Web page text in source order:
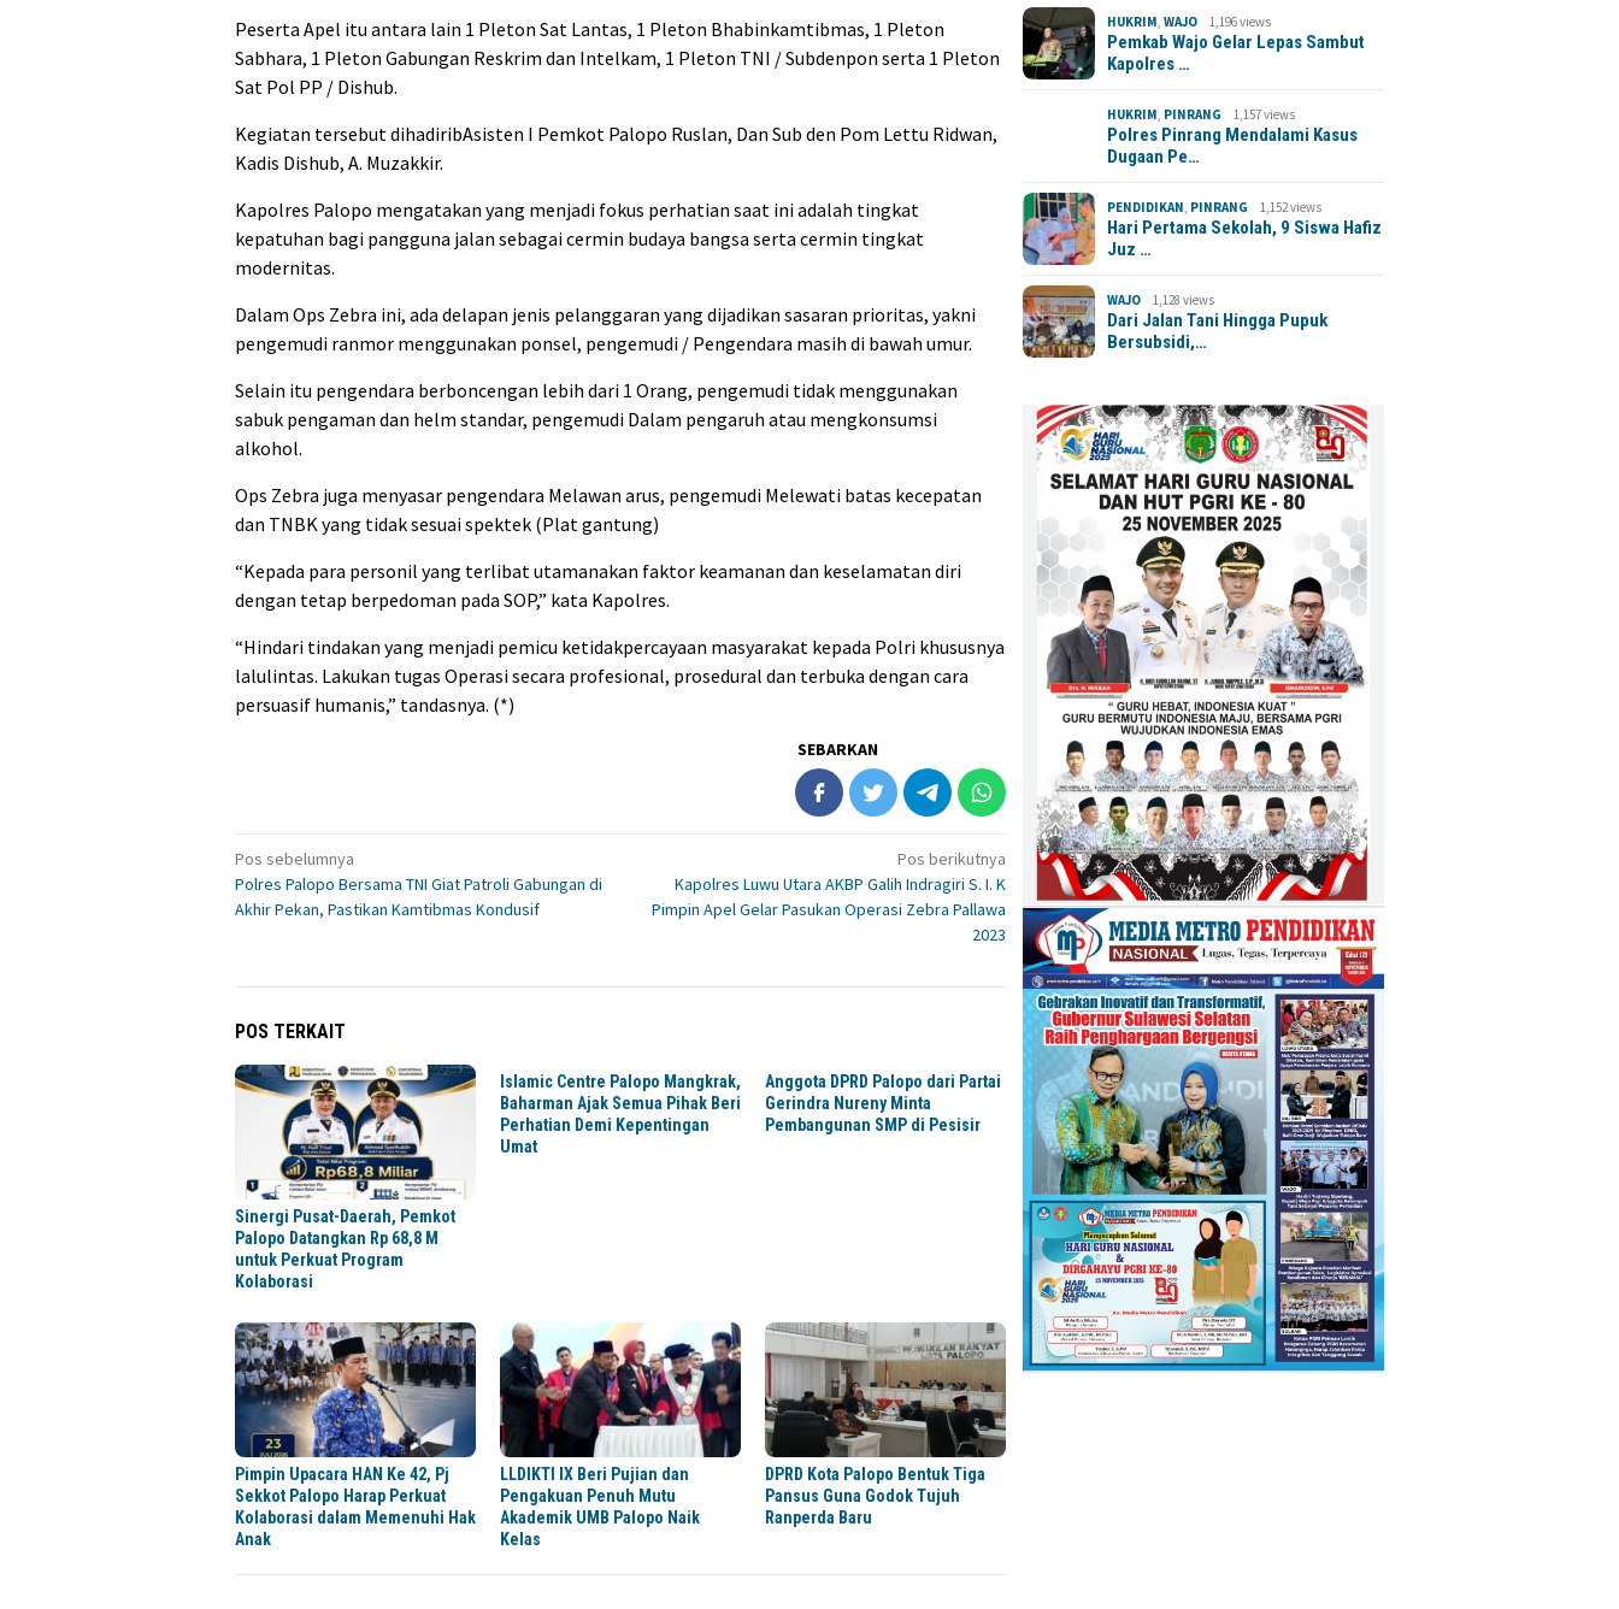
Peserta Apel itu antara lain 1 Pleton Sat Lantas, 1 Pleton Bhabinkamtibmas, 1 Pleton
Sabhara, 1 Pleton Gabungan Reskrim dan Intelkam, 1 Pleton TNI / Subdenpon serta 1 Pleton
Sat Pol PP / Dishub.
Kegiatan tersebut dihadiribAsisten I Pemkot Palopo Ruslan, Dan Sub den Pom Lettu Ridwan,
Kadis Dishub, A. Muzakkir.
Kapolres Palopo mengatakan yang menjadi fokus perhatian saat ini adalah tingkat
kepatuhan bagi pangguna jalan sebagai cermin budaya bangsa serta cermin tingkat
modernitas.
Dalam Ops Zebra ini, ada delapan jenis pelanggaran yang dijadikan sasaran prioritas, yakni
pengemudi ranmor menggunakan ponsel, pengemudi / Pengendara masih di bawah umur.
Selain itu pengendara berboncengan lebih dari 1 Orang, pengemudi tidak menggunakan
sabuk pengaman dan helm standar, pengemudi Dalam pengaruh atau mengkonsumsi
alkohol.
Ops Zebra juga menyasar pengendara Melawan arus, pengemudi Melewati batas kecepatan
dan TNBK yang tidak sesuai spektek (Plat gantung)
“Kepada para personil yang terlibat utamanakan faktor keamanan dan keselamatan diri
dengan tetap berpedoman pada SOP,” kata Kapolres.
“Hindari tindakan yang menjadi pemicu ketidakpercayaan masyarakat kepada Polri khususnya
lalulintas. Lakukan tugas Operasi secara profesional, prosedural dan terbuka dengan cara
persuasif humanis,” tandasnya. (*)
SEBARKAN
Navigasi
pos
Pos sebelumnya
Polres Palopo Bersama TNI Giat Patroli Gabungan di
Akhir Pekan, Pastikan Kamtibmas Kondusif
Pos berikutnya
Kapolres Luwu Utara AKBP Galih Indragiri S. I. K
Pimpin Apel Gelar Pasukan Operasi Zebra Pallawa
2023
POS TERKAIT
Sinergi Pusat-Daerah, Pemkot
Palopo Datangkan Rp 68,8 M
untuk Perkuat Program
Kolaborasi
Islamic Centre Palopo Mangkrak,
Baharman Ajak Semua Pihak Beri
Perhatian Demi Kepentingan
Umat
Anggota DPRD Palopo dari Partai
Gerindra Nureny Minta
Pembangunan SMP di Pesisir
Pimpin Upacara HAN Ke 42, Pj
Sekkot Palopo Harap Perkuat
Kolaborasi dalam Memenuhi Hak
Anak
LLDIKTI IX Beri Pujian dan
Pengakuan Penuh Mutu
Akademik UMB Palopo Naik
Kelas
DPRD Kota Palopo Bentuk Tiga
Pansus Guna Godok Tujuh
Ranperda Baru
HUKRIM,WAJO 1,196 views
Pemkab Wajo Gelar Lepas Sambut
Kapolres …
HUKRIM, PINRANG 1,157 views
Polres Pinrang Mendalami Kasus
Dugaan Pe…
PENDIDIKAN, PINRANG 1,152 views
Hari Pertama Sekolah, 9 Siswa Hafiz
Juz …
WAJO 1,128 views
Dari Jalan Tani Hingga Pupuk
Bersubsidi,…